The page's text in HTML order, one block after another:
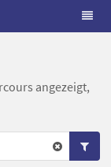
angezeigt,